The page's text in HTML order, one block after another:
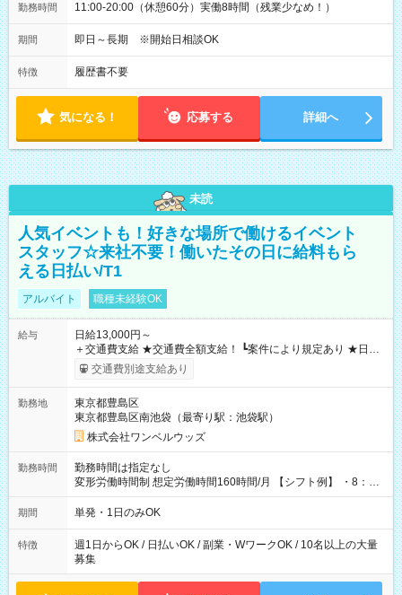
勤務時間 11:00-20:00（休憩60分）実働8時間（残業少なめ！）
期間 即日～長期 ※開始日相談OK
特徴 履歴書不要
気になる！ 応募する 詳細へ
未読
人気イベントも！好きな場所で働けるイベント
スタッフ☆来社不要！働いたその日に給料もら
える日払い/T1
アルバイト 職種未経験OK
給与
日給13,000円～
＋交通費支給 ★交通費全額支給！ ┗案件により規定あり ★日払
いOK！（規定あり） ┗働いたその日に現金GET♪ お仕事後はコ
ンビニATMから 日払い分を引き落とせます！ 【試用期間】試
交通費別途支給あり
勤務地
東京都豊島区
東京都豊島区南池袋（最寄り駅：池袋駅）
株式会社ワンベルウッズ
勤務時間
勤務時間は指定なし
変形労働時間制 想定労働時間160時間/月 【シフト例】 ・8：00
～21：00
期間 単発・1日のみOK
特徴
週1日からOK / 日払いOK / 副業・WワークOK / 10名以上の大量
募集